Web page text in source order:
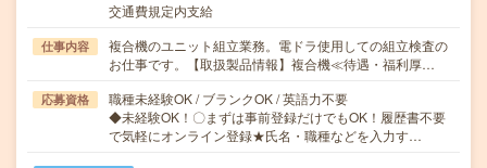
交通費規定内支給
仕事内容
複合機のユニット組立業務。電ドラ使用しての組立検査の
お仕事です。【取扱製品情報】複合機≪待遇・福利厚…
応募資格
職種未経験OK / ブランクOK / 英語力不要
◆未経験OK！〇まずは事前登録だけでもOK！履歴書不要
で気軽にオンライン登録★氏名・職種などを入力す…